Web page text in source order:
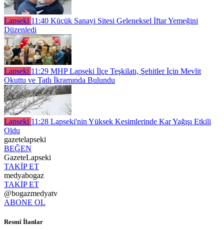
Lapseki 11:40 Küçük Sanayi Sitesi Geleneksel İftar Yemeğini
Düzenledi
Lapseki 11:29 MHP Lapseki İlçe Teşkilatı, Şehitler İçin Mevlit
Okuttu ve Tatlı İkramında Bulundu
Lapseki 11:28 Lapseki'nin Yüksek Kesimlerinde Kar Yağışı Etkili
Oldu
gazetelapseki
BEĞEN
GazeteLapseki
TAKİP ET
medyabogaz
TAKİP ET
@bogazmedyatv
ABONE OL
Resmî İlanlar